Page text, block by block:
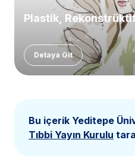
Plastik,
Detaya Git
Bu içerik Yeditepe
Tıbbi Yayın Kurulu